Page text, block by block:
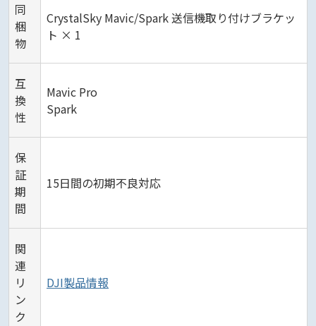
同
梱
物
CrystalSky Mavic/Spark 送信機取り付けブラケッ
ト × 1
互
換
性
Mavic Pro
Spark
保
証
期
間
15日間の初期不良対応
関
連
リ
ン
ク
DJI製品情報